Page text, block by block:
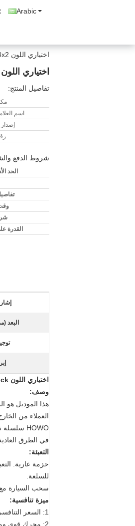
Arabic
اختياري اللون 4x2 صندوق شاحنة البضائع ، شاحنة صندوق الثقيلة مع كابينة HW76
اختياري اللون 4x2 صندوق شاحنة البضائع ، شاحنة صندوق الثقيلة مع كابينة HW76
تفاصيل المنتج:
اسم
شروط الدفع
الحد
القدرة
البعد
اختياري اللون Euro 2 4x2 Box van cargo
وصف:
هذا الموديل هو
HOWO سلسلة نقل ، BEHR صهريج المياه ، والسلامة وموثوق بها.
في الطرق
التعبئة:
حزمة عارية.
للسلعة.
سحب السيارة
ميزة تنافسية:
1: السعر التنافسي. نحن القناة المباشرة لتوريد شاحنات جرار HOWO A7
2: محرك قوي ومحور عززت